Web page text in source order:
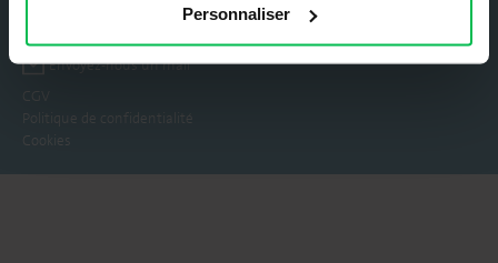
Personnaliser
BCDH – ProgressVet, 9 RUE DE VERDUN 94250 GENTILLY – Siret :
Envoyez-nous un mail
CGV
Politique de confidentialité
Cookies